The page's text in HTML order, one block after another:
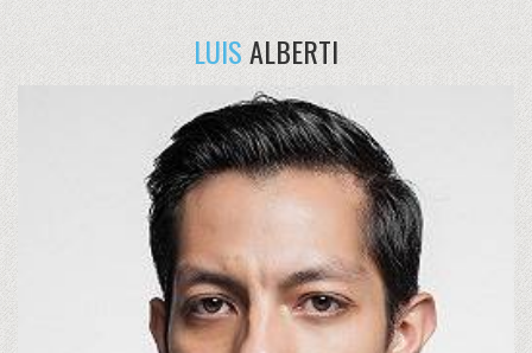
LUISALBERTI